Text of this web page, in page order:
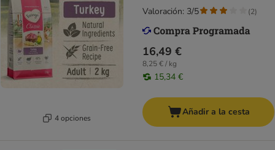
4 opciones
16,49 €
8,25 € / kg
15,34 €
Valoración: 3/5 (2)
Añadir a la cesta